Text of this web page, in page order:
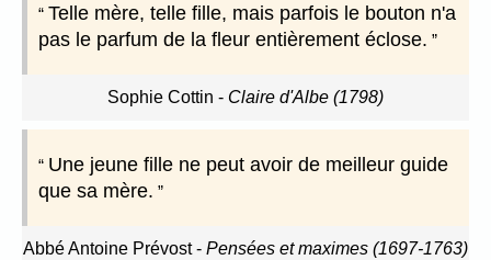
Telle mère, telle fille, mais parfois le bouton n'a
pas le parfum de la fleur entièrement éclose.
Sophie Cottin - Claire d'Albe (1798)
Une jeune fille ne peut avoir de meilleur guide
que sa mère.
Abbé Antoine Prévost- Pensées et maximes (1697-1763)